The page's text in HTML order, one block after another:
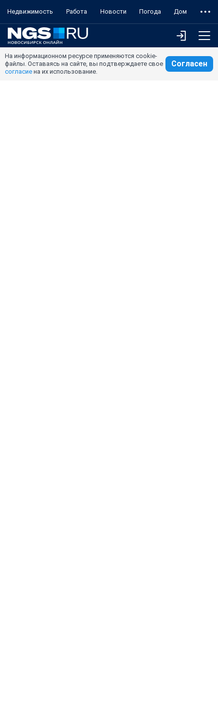
Недвижимость Работа Новости Погода Дом
На информационном ресурсе применяются cookie-
файлы. Оставаясь на сайте, вы подтверждаете свое
согласие на их использование.
Согласен